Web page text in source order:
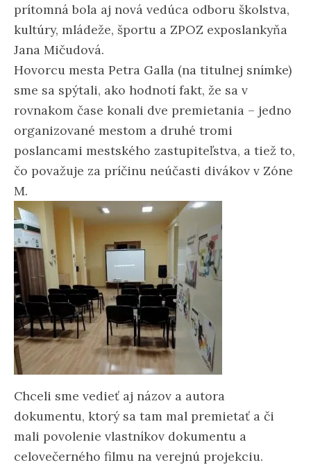
prítomná bola aj nová vedúca odboru školstva,
kultúry, mládeže, športu a ZPOZ exposlankyňa
Jana Mičudová.
Hovorcu mesta Petra Galla (na titulnej snímke)
sme sa spýtali, ako hodnotí fakt, že sa v
rovnakom čase konali dve premietania – jedno
organizované mestom a druhé tromi
poslancami mestského zastupiteľstva, a tiež to,
čo považuje za príčinu neúčasti divákov v Zóne
M.
Chceli sme vedieť aj názov a autora
dokumentu, ktorý sa tam mal premietať a či
mali povolenie vlastníkov dokumentu a
celovečerného filmu na verejnú projekciu.